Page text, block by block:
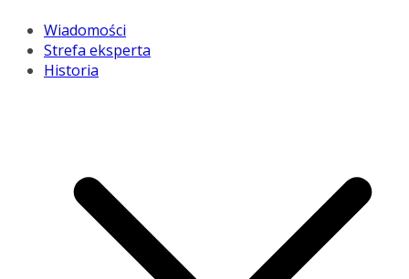
Wiadomości
Strefa eksperta
Historia